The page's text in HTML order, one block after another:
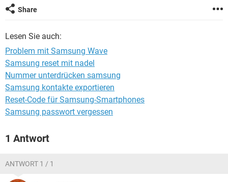
Share
Lesen Sie auch:
Problem mit Samsung Wave
Samsung reset mit nadel
Nummer unterdrücken samsung
Samsung kontakte exportieren
Reset-Code für Samsung-Smartphones
Samsung passwort vergessen
1 Antwort
ANTWORT 1 / 1